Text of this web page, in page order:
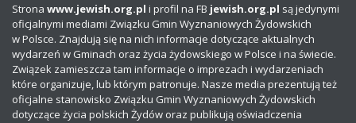
Strona www.jewish.org.pl i profil na FB jewish.org.pl są jedynymi
oficjalnymi mediami Związku Gmin Wyznaniowych Żydowskich
w Polsce. Znajdują się na nich informacje dotyczące aktualnych
wydarzeń w Gminach oraz życia żydowskiego w Polsce i na świecie.
Związek zamieszcza tam informacje o imprezach i wydarzeniach
które organizuje, lub którym patronuje. Nasze media prezentują też
oficjalne stanowisko Związku Gmin Wyznaniowych Żydowskich
dotyczące życia polskich Żydów oraz publikują oświadczenia